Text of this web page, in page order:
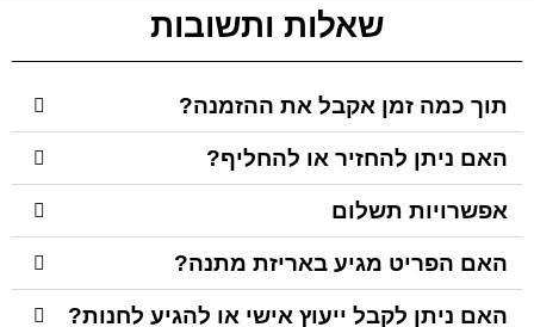
שאלות ותשובות
תוך כמה זמן אקבל את ההזמנה?
האם ניתן להחזיר או להחליף?
אפשרויות תשלום
האם הפריט מגיע באריזת מתנה?
האם ניתן לקבל ייעוץ אישי או להגיע לחנות?